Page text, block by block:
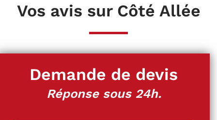
Vos avis sur Côté Allée
Demande de devis
Réponse sous 24h.